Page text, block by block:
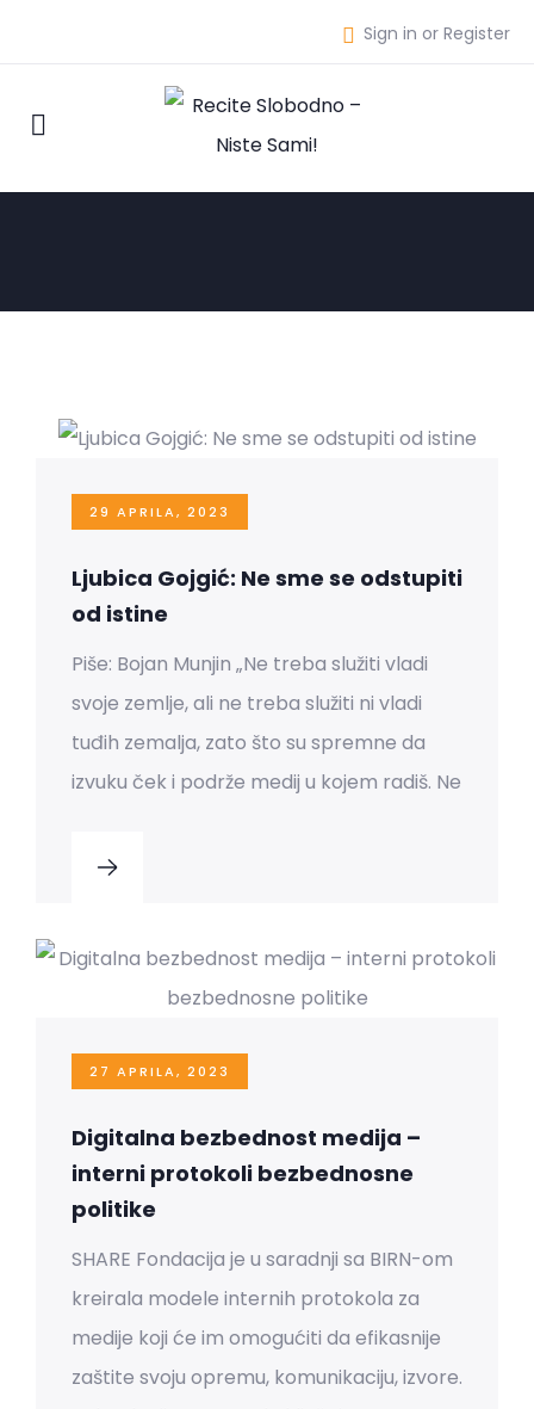
Sign in or Register
29 APRILA, 2023
Ljubica Gojgić: Ne sme se odstupiti
od istine
Piše: Bojan Munjin „Ne treba služiti vladi
svoje zemlje, ali ne treba služiti ni vladi
tuđih zemalja, zato što su spremne da
izvuku ček i podrže medij u kojem radiš. Ne
27 APRILA, 2023
Digitalna bezbednost medija –
interni protokoli bezbednosne
politike
SHARE Fondacija je u saradnji sa BIRN-om
kreirala modele internih protokola za
medije koji će im omogućiti da efikasnije
zaštite svoju opremu, komunikaciju, izvore.